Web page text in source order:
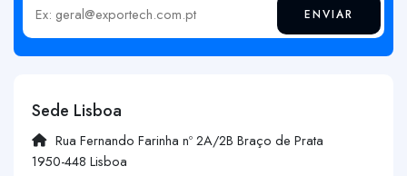
Insira o seu email ENVIAR
Sede Lisboa
Rua Fernando Farinha nº 2A/2B Braço de Prata
1950-448 Lisboa